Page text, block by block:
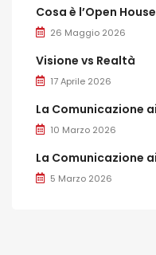
Cosa è l’Open House
26 Maggio 2026
Visione vs Realtà
17 Aprile 2026
La Comunicazione
10 Marzo 2026
La Comunicazione
5 Marzo 2026